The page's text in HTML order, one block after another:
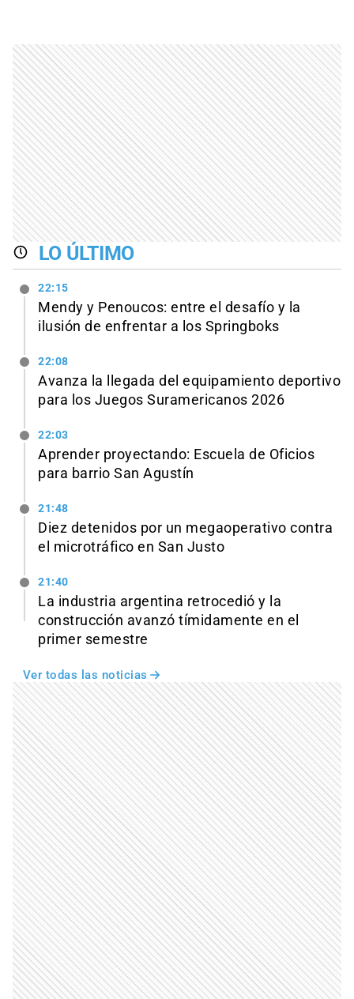
LO ÚLTIMO
22:15
Mendy y Penoucos: entre el desafío y la
ilusión de enfrentar a los Springboks
22:08
Avanza la llegada del equipamiento deportivo
para los Juegos Suramericanos 2026
22:03
Aprender proyectando: Escuela de Oficios
para barrio San Agustín
21:48
Diez detenidos por un megaoperativo contra
el microtráfico en San Justo
21:40
La industria argentina retrocedió y la
construcción avanzó tímidamente en el
primer semestre
Ver todas las noticias